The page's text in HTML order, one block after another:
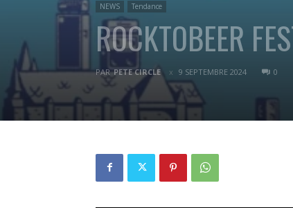
NEWS Tendance
ROCKTOBEER
PAR PETE CIRCLE 9 SEPTEMBRE 2024 0